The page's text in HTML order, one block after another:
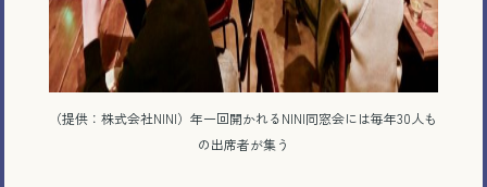
（提供：株式会社NINI）年一回開かれるNINI同窓会には毎年30人も
の出席者が集う